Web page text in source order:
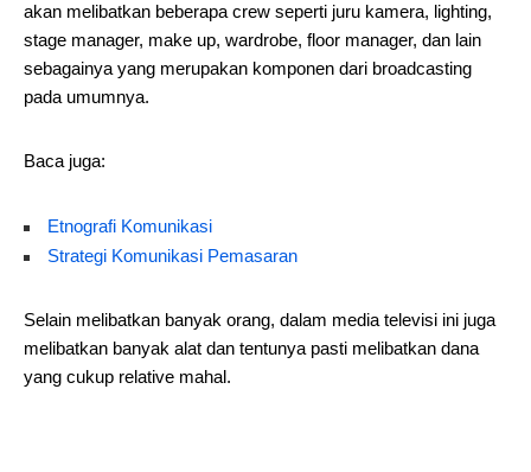
akan melibatkan beberapa crew seperti juru kamera, lighting,
stage manager, make up, wardrobe, floor manager, dan lain
sebagainya yang merupakan komponen dari broadcasting
pada umumnya.
Baca juga:
Etnografi Komunikasi
Strategi Komunikasi Pemasaran
Selain melibatkan banyak orang, dalam media televisi ini juga
melibatkan banyak alat dan tentunya pasti melibatkan dana
yang cukup relative mahal.